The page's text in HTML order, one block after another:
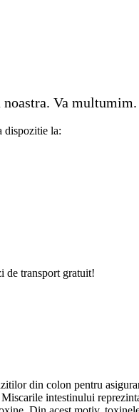
noastra. Va multumim.
dispozitie la:
de transport gratuit!
din colon pentru
intestinului